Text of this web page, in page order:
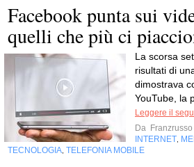
Facebook punta sui
quelli che più ci
La scorsa
risultati di
dimostrava
YouTube, la
Leggere il
Da Franzrusso
INTERNET
TECNOLOGIA TELEFONIA MOBILE